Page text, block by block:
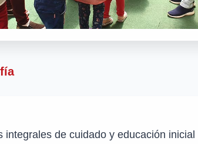
integrales de cuidado y educación inicial